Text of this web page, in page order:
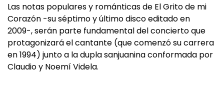
Las notas populares y románticas de El Grito de mi
Corazón -su séptimo y último disco editado en
2009-, serán parte fundamental del concierto que
protagonizará el cantante (que comenzó su carrera
en 1994) junto a la dupla sanjuanina conformada por
Claudio y Noemí Videla.